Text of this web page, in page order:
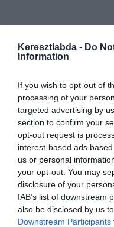
Keresztlabda - Do
Information
If you wish to opt-out of
processing of your
targeted advertising by
section to confirm your
opt-out request is
interest-based ads
us or personal
your opt-out. You may
disclosure of your
IAB’s list of downstream
also be disclosed by us
Downstream Participants
0%
Melyik
eddig
téli
Kanada